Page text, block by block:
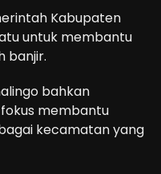
Kabupaten
untuk membantu
banjir.
bahkan
membantu
kecamatan yang